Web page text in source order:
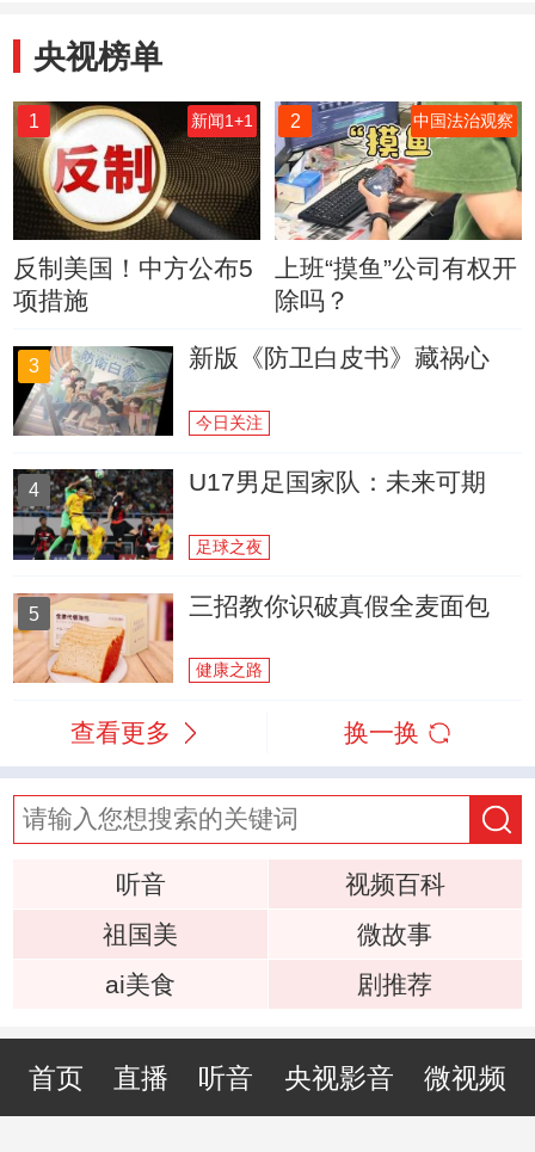
央视榜单
1 新闻1+1
反制美国！中方公布5
项措施
2 中国法治观察
上班“摸鱼”公司有权开
除吗？
3 新版《防卫白皮书》藏祸心
今日关注
4 U17男足国家队：未来可期
足球之夜
5 三招教你识破真假全麦面包
健康之路
查看更多 换一换
听音
视频百科
祖国美
微故事
ai美食
剧推荐
首页 直播 听音 央视影音 微视频